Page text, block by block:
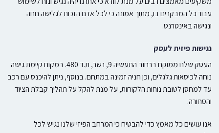
עבור כל המבקרים בו, מתוך אמונה כי לכל אדם הזכות לגלישה נוחה
ונגישה באינטרנט.
נגישות פיזית לעסק
העסק שלנו ממוקם ברחוב התעשיה 9, נשר, ת.ד 480. במקום קיימת גישה
נוחה לכיסאות גלגלים, וכן חניה זמינה במתחם. בנוסף, ניתן להיכנס עם רכב
עד למחסן לטובת נוחות הלקוחות, על מנת להקל על תהליך קבלת הציוד
והסחורה.
אנו עושים כל מאמץ כדי להבטיח כי המרחב הפיזי שלנו נגיש לכל